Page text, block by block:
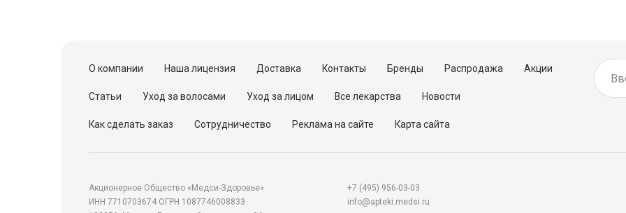
О компании Наша лицензия Доставка Контакты Бренды Распродажа Акции
Статьи Уход за волосами Уход за лицом Все лекарства Новости
Как сделать заказ Сотрудничество Реклама на сайте Карта сайта
Акционерное Общество «Медси-Здоровье»
ИНН 7710703674 ОГРН 1087746008833
+7 (495) 956-03-03
info@apteki.medsi.ru